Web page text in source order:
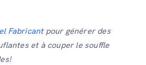
Fabricantpour générer des
et à couper le souffle